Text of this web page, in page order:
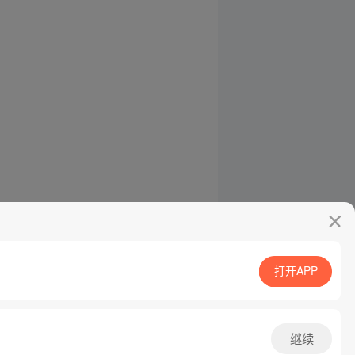
打开APP
继续